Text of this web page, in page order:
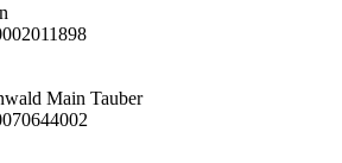
Main Tauber